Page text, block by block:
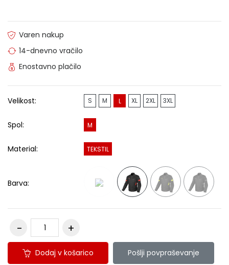
Varen nakup
14-dnevno vračilo
Enostavno plačilo
Velikost: S M L XL 2XL 3XL
Spol: M
Material: TEKSTIL
Barva:
Dodaj v košarico Pošlji povpraševanje